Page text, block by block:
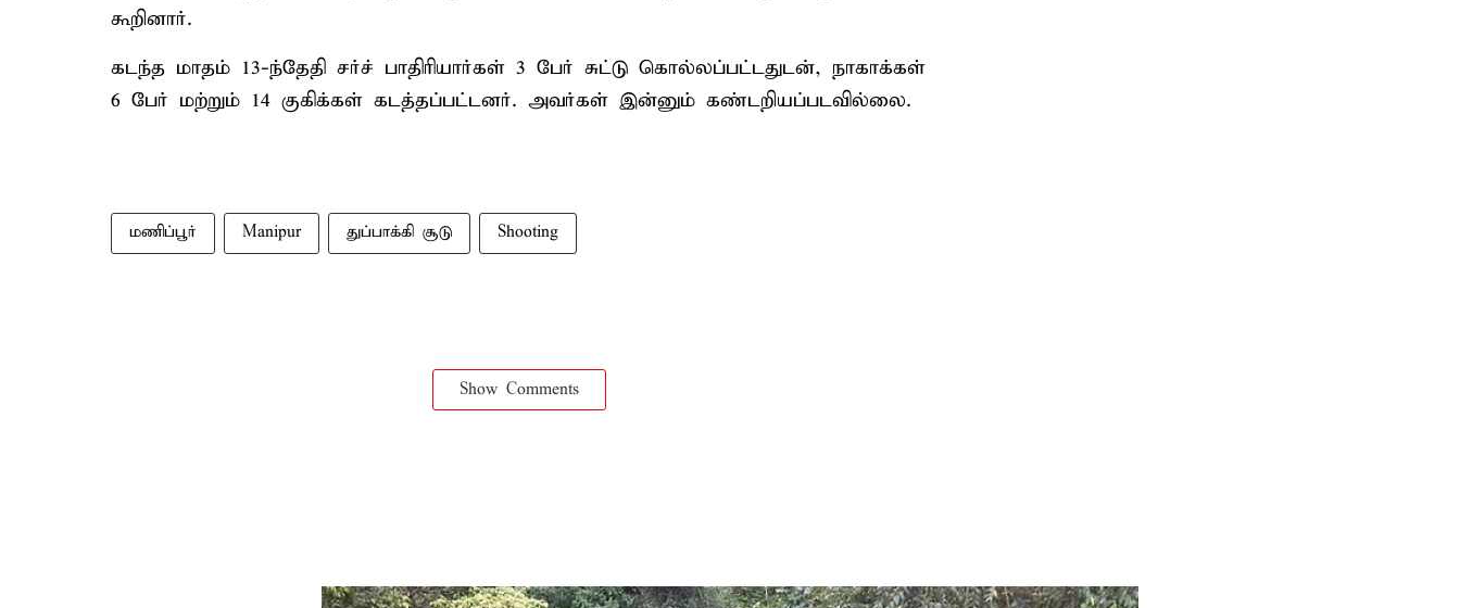
கூறினார்.
கடந்த மாதம் 13-ந்தேதி சர்ச் பாதிரியார்கள் 3 பேர் சுட்டு கொல்லப்பட்டதுடன், நாகாக்கள்
6 பேர் மற்றும் 14 குகிக்கள் கடத்தப்பட்டனர். அவர்கள் இன்னும் கண்டறியப்படவில்லை.
மணிப்பூர் Manipur துப்பாக்கி சூடு Shooting
Show Comments